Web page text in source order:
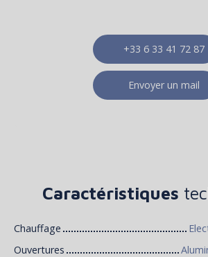
+33 6 33 41 72 87
Envoyer un mail
Caractéristiques
Chauffage
Ouvertures